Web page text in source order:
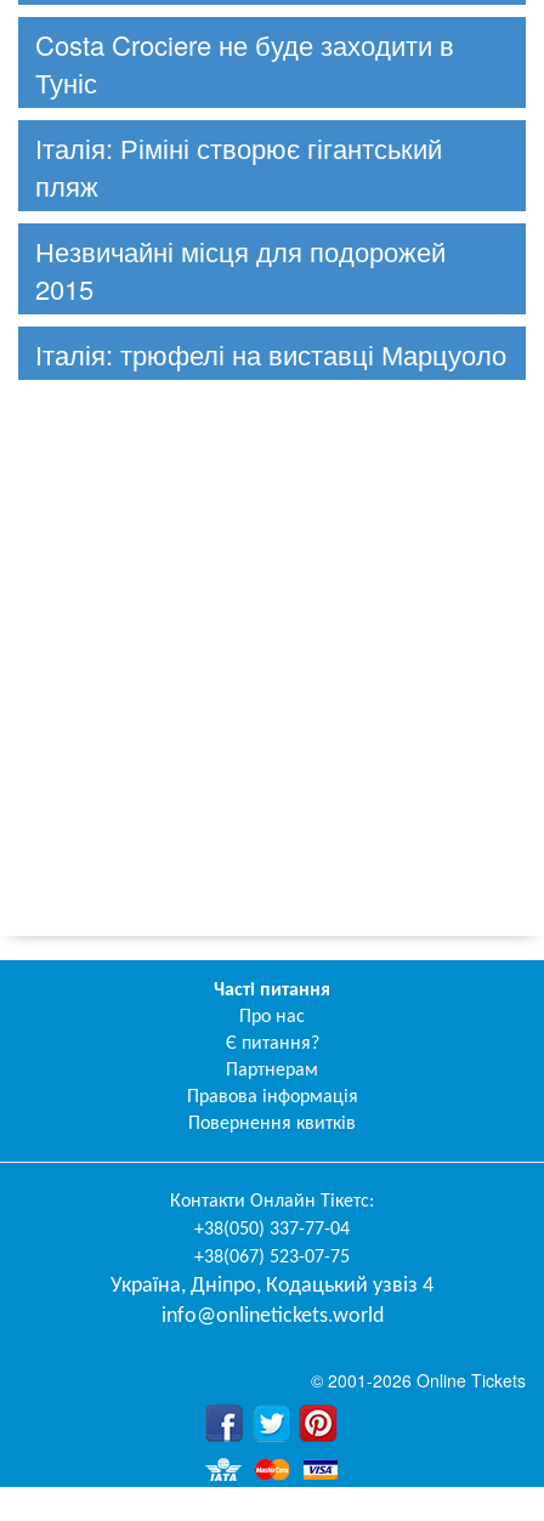
Costa Crociere не буде заходити в
Туніс
Італія: Ріміні створює гігантський
пляж
Незвичайні місця для подорожей
2015
Італія: трюфелі на виставці Марцуоло
Часті питання
Про нас
Є питання?
Партнерам
Правова інформація
Повернення квитків
Контакти Онлайн Тікетс:
+38(050) 337-77-04
+38(067) 523-07-75
Україна, Дніпро, Кодацький узвіз 4
info@onlinetickets.world
© 2001-2026 Online Tickets